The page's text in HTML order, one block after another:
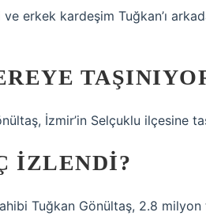
erkek kardeşim Tuğkan’ı
İzmir’in Selçuklu ilçesine
IZLENDI?
Tuğkan Gönültaş, 2.8